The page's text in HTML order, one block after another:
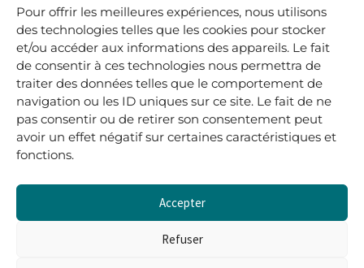
Pour offrir les meilleures expériences, nous utilisons
des technologies telles que les cookies pour stocker
et/ou accéder aux informations des appareils. Le fait
de consentir à ces technologies nous permettra de
traiter des données telles que le comportement de
navigation ou les ID uniques sur ce site. Le fait de ne
pas consentir ou de retirer son consentement peut
avoir un effet négatif sur certaines caractéristiques et
fonctions.
Accepter
Refuser
05 40 41 37 18
.
MARDI AU SAMEDI
10H00-12H45 | 14H00 -19H00
boutique@lerenardetlasouris.com